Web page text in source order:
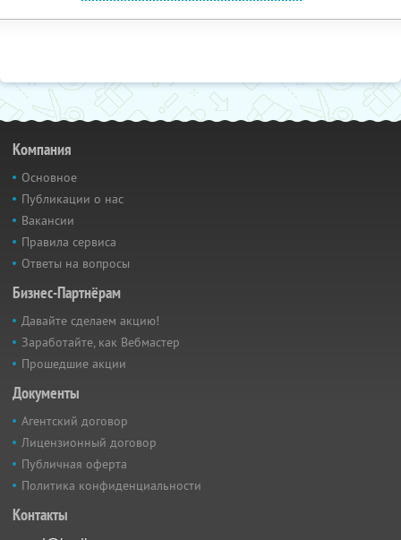
Компания
Основное
Публикации о нас
Вакансии
Правила сервиса
Ответы на вопросы
Бизнес-Партнёрам
Давайте сделаем акцию!
Заработайте, как Вебмастер
Прошедшие акции
Документы
Агентский договор
Лицензионный договор
Публичная оферта
Политика конфиденциальности
Контакты